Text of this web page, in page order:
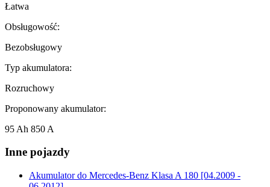
Łatwa
Obsługowość:
Bezobsługowy
Typ akumulatora:
Rozruchowy
Proponowany akumulator:
95 Ah 850 A
Inne pojazdy
Akumulator do Mercedes-Benz Klasa A 180 [04.2009 -